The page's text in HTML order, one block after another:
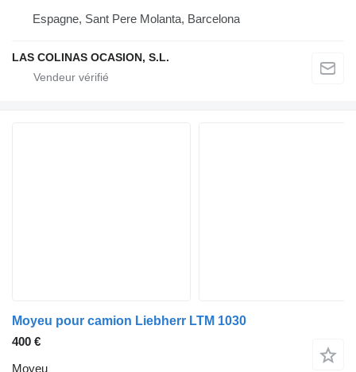
Espagne, Sant Pere Molanta, Barcelona
LAS COLINAS OCASION, S.L.
Moyeu pour camion Liebherr LTM 1030
400 €
Moyeu